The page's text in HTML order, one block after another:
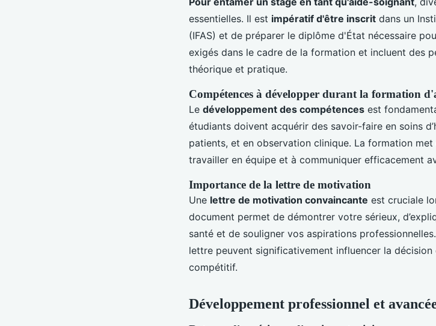
essentielles. Il est impératif d'être inscrit dans un
(IFAS) et de préparer le diplôme d'État nécessaire
exigés dans le cadre de la formation et incluent des
théorique et pratique.
Compétences à développer durant la formation
Le développement des compétences est
étudiants doivent acquérir des savoir-faire en soins
patients, et en observation clinique. La formation
travailler en équipe et à communiquer efficacement
Importance de la lettre de motivation
Une lettre de motivation convaincante est cruciale
document permet de démontrer votre sérieux,
santé et de souligner vos aspirations
lettre peuvent significativement influencer la
compétitif.
Développement professionnel et